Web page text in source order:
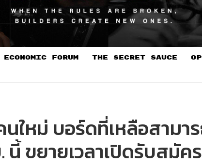
ECONOMIC FORUM THE SECRET SAUCE​
ใหม่ บอร์ดที่เหลือสามา
ขยายเวลาเปิดรับสมัค